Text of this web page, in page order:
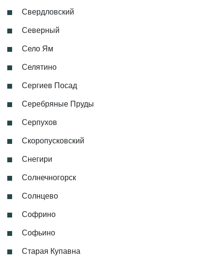
Свердловский
Северный
Село Ям
Селятино
Сергиев Посад
Серебряные Пруды
Серпухов
Скоропусковский
Снегири
Солнечногорск
Солнцево
Софрино
Софьино
Старая Купавна